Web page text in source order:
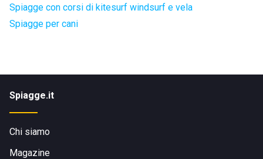
Spiagge con corsi di kitesurf windsurf e vela
Spiagge per cani
Spiagge.it
Chi siamo
Magazine